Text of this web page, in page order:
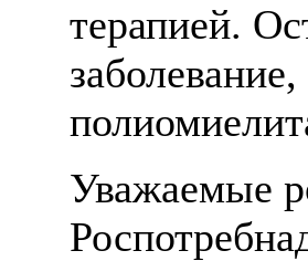
терапией.
Уважаемые